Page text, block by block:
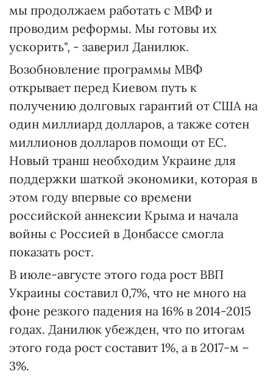
мы продолжаем работать с МВФ и
проводим реформы. Мы готовы их
ускорить", - заверил Данилюк.
Возобновление программы МВФ
открывает перед Киевом путь к
получению долговых гарантий от США на
один миллиард долларов, а также сотен
миллионов долларов помощи от ЕС.
Новый транш необходим Украине для
поддержки шаткой экономики, которая в
этом году впервые со времени
российской аннексии Крыма и начала
войны с Россией в Донбассе смогла
показать рост.
В июле-августе этого года рост ВВП
Украины составил 0,7%, что не много на
фоне резкого падения на 16% в 2014-2015
годах. Данилюк убежден, что по итогам
этого года рост составит 1%, а в 2017-м –
3%.